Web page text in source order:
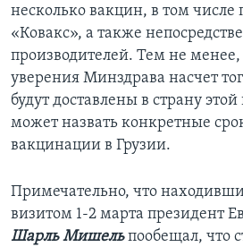
несколько вакцин, в том числе
«Ковакс», а также
производителей. Тем не
уверения Минздрава насчет
будут доставлены в страну
может назвать конкретные
вакцинации в Грузии.
Примечательно, что
визитом 1-2 марта президент
Шарль Мишельпообещал, что